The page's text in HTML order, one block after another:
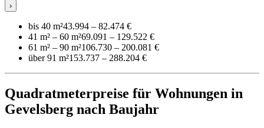
›
bis 40 m²43.994 – 82.474 €
41 m² – 60 m²69.091 – 129.522 €
61 m² – 90 m²106.730 – 200.081 €
über 91 m²153.737 – 288.204 €
Quadratmeterpreise für Wohnungen in
Gevelsberg nach Baujahr